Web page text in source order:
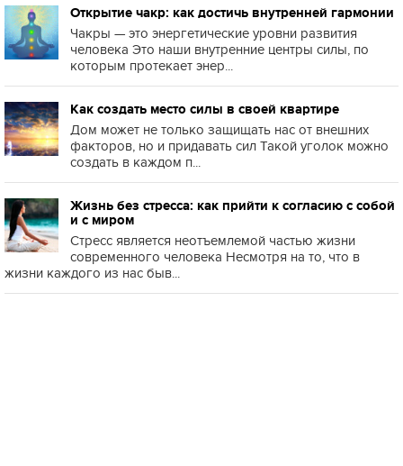
Открытие чакр: как достичь внутренней гармонии
Чакры — это энергетические уровни развития
человека Это наши внутренние центры силы, по
которым протекает энер...
Как создать место силы в своей квартире
Дом может не только защищать нас от внешних
факторов, но и придавать сил Такой уголок можно
создать в каждом п...
Жизнь без стресса: как прийти к согласию с собой
и с миром
Стресс является неотъемлемой частью жизни
современного человека Несмотря на то, что в
жизни каждого из нас быв...